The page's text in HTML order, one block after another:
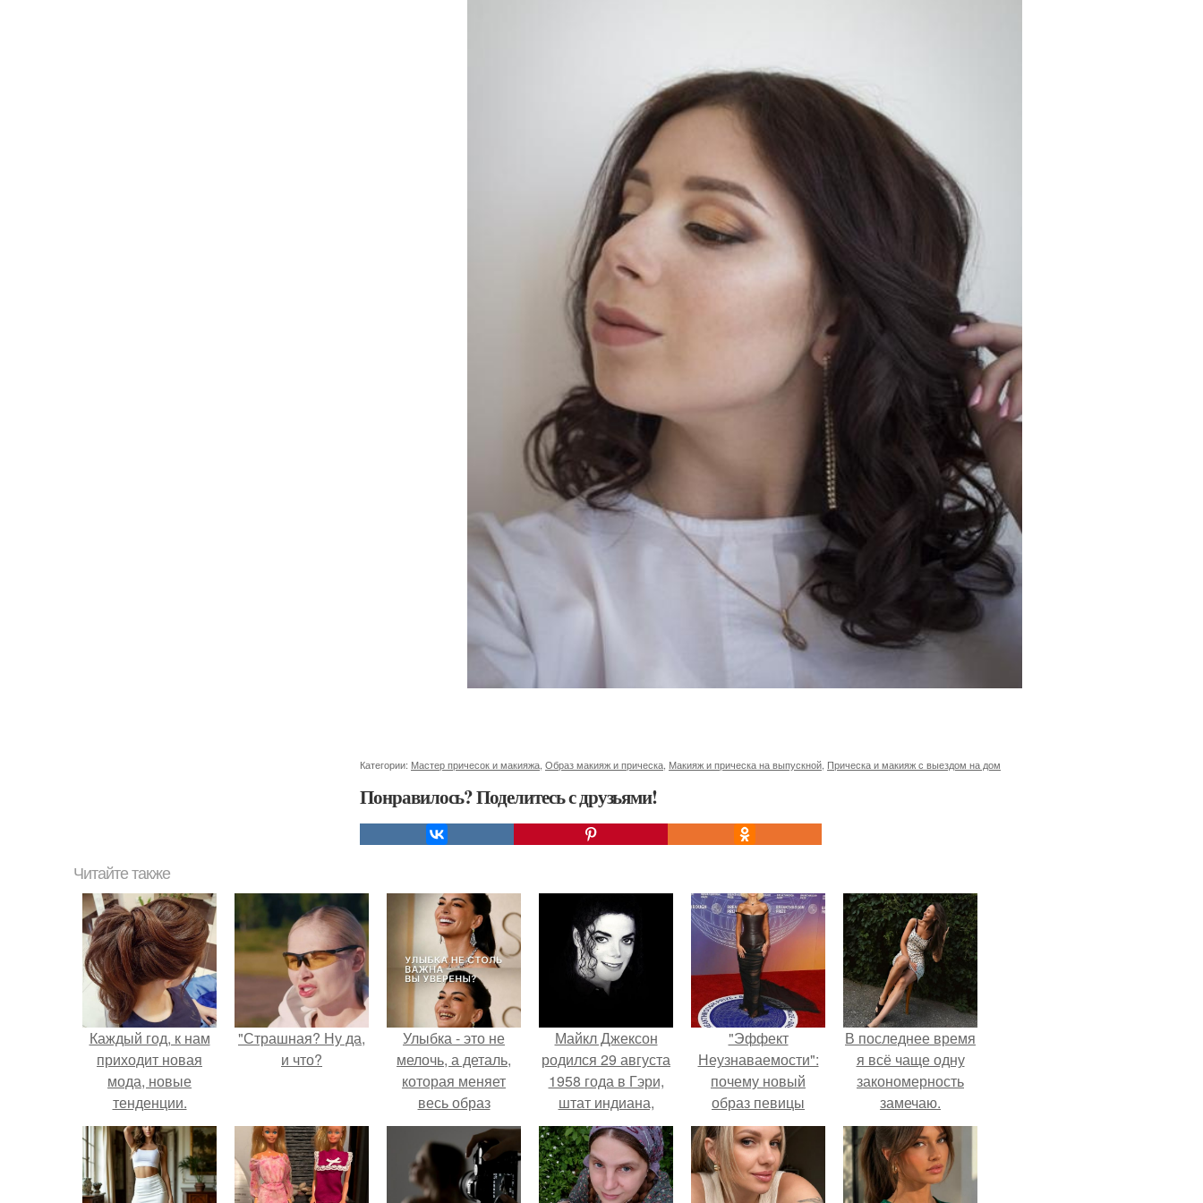
Категории: Мастер причесок и макияжа Образ макияж и прическа Макияж и прическа на выпускной Прическа и макияж с выездом на дом
Понравилось? Поделитесь с друзьями!
Читайте также
Каждый год, к нам
приходит новая
мода, новые
тенденции.
"Страшная? Ну да,
и что?
Улыбка - это не
мелочь, а деталь,
которая меняет
весь образ
человека.
Майкл Джексон
родился 29 августа
1958 года в Гэри,
штат индиана,
США.
"Эффект
Неузнаваемости":
почему новый
образ певицы
вызвал споры о
гранях
возможного?
В последнее время
я всё чаще одну
закономерность
замечаю.